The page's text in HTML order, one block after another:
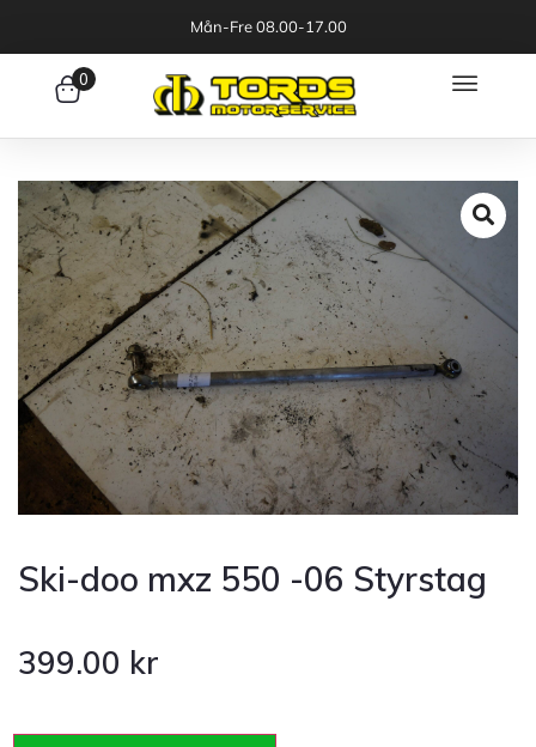
Mån-Fre 08.00-17.00
0
Ski-doo mxz 550 -06 Styrstag
399.00 kr